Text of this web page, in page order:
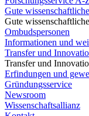
Gute
Gute
Ombudspersonen
Informationen und
Transfer und
Transfer und
Erfindungen und
Gründungsservice
Newsroom
Wissenschaftsallianz